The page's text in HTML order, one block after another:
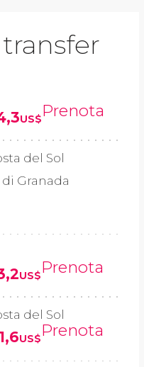
US$Prenota
del Sol
Granada
US$Prenota
del Sol
US$Prenota